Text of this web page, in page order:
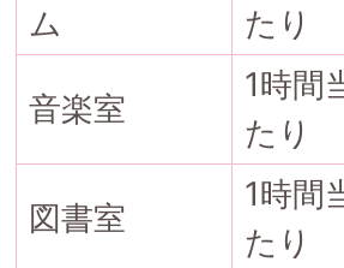
ム たり
音楽室
1時間
たり
図書室
1時間
たり